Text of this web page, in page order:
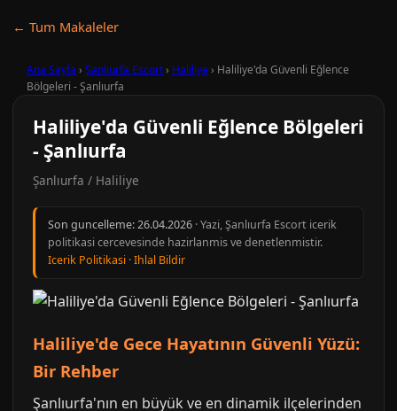
← Tum Makaleler
Ana Sayfa › Şanlıurfa Escort› Haliliye› Haliliye'da Güvenli Eğlence
Bölgeleri - Şanlıurfa
Haliliye'da Güvenli Eğlence Bölgeleri
- Şanlıurfa
Şanlıurfa / Haliliye
Son guncelleme:26.04.2026 · Yazi, Şanlıurfa Escort icerik
politikasi cercevesinde hazirlanmis ve denetlenmistir.
Icerik Politikasi ·Ihlal Bildir
Haliliye'de Gece Hayatının Güvenli Yüzü:
Bir Rehber
Şanlıurfa'nın en büyük ve en dinamik ilçelerinden